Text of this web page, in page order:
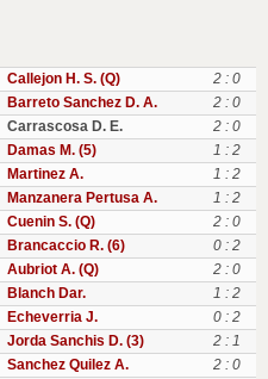
Callejon H. S. (Q)
2 : 0
Barreto Sanchez D. A.
2 : 0
Carrascosa D. E.
2 : 0
Damas M. (5)
1 : 2
Martinez A.
1 : 2
Manzanera Pertusa A.
1 : 2
Cuenin S. (Q)
2 : 0
Brancaccio R. (6)
0 : 2
Aubriot A. (Q)
2 : 0
Blanch Dar.
1 : 2
Echeverria J.
0 : 2
Jorda Sanchis D. (3)
2 : 1
Sanchez Quilez A. 2 : 0